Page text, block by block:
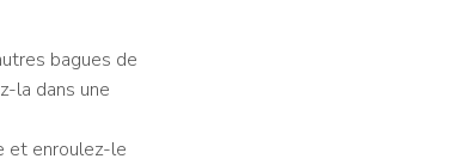
bagues de
la dans une
et enroulez-le